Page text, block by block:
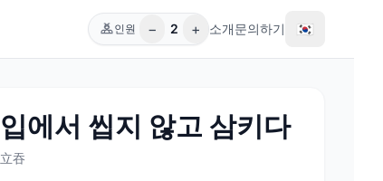
인원 − 2 + 소개문의하기 🇰🇷
입에서 씹지 않고 삼키다
立吞